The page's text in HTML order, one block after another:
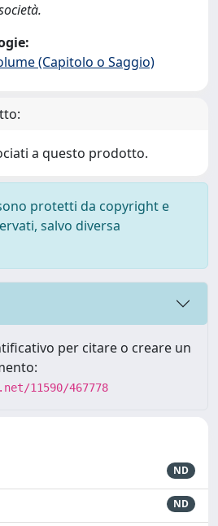
(Capitolo o Saggio)
a questo prodotto.
protetti da copyright e
salvo diversa
per citare o creare un
11590/467778
ND
ND